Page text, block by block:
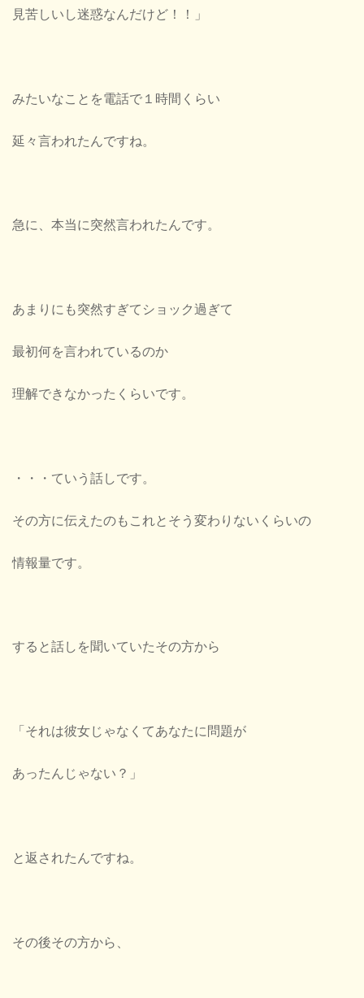
見苦しいし迷惑なんだけど！！」
みたいなことを電話で１時間くらい
延々言われたんですね。
急に、本当に突然言われたんです。
あまりにも突然すぎてショック過ぎて
最初何を言われているのか
理解できなかったくらいです。
・・・ていう話しです。
その方に伝えたのもこれとそう変わりないくらいの
情報量です。
すると話しを聞いていたその方から
「それは彼女じゃなくてあなたに問題が
あったんじゃない？」
と返されたんですね。
その後その方から、